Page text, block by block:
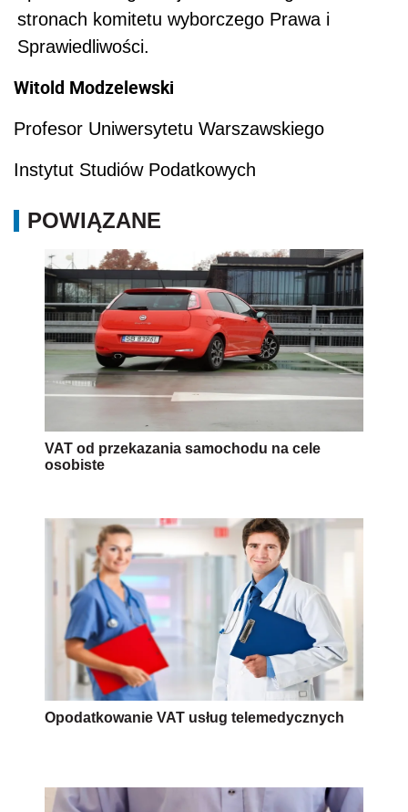
stronach komitetu wyborczego Prawa i
Sprawiedliwości.
Witold Modzelewski
Profesor Uniwersytetu Warszawskiego
Instytut Studiów Podatkowych
POWIĄZANE
VAT od przekazania samochodu na cele
osobiste
Opodatkowanie VAT usług telemedycznych